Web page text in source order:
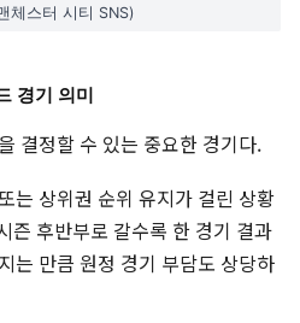
체스터 시티 SNS)
경기 의미
결정할 수 있는 중요한 경기다.
는 상위권 순위 유지가 걸린 상황
즌 후반부로 갈수록 한 경기 결과
는 만큼 원정 경기 부담도 상당하